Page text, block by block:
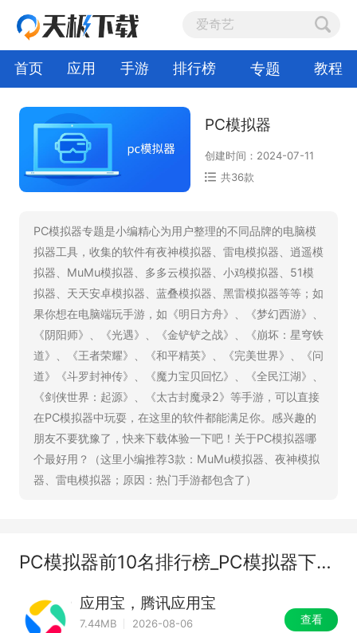
首页 应用 手游 排行榜 专题 教程
PC模拟器
创建时间：2024-07-11
共36款
PC模拟器专题是小编精心为用户整理的不同品牌的电脑模
拟器工具，收集的软件有夜神模拟器、雷电模拟器、逍遥模
拟器、MuMu模拟器、多多云模拟器、小鸡模拟器、51模
拟器、天天安卓模拟器、蓝叠模拟器、黑雷模拟器等等；如
果你想在电脑端玩手游，如《明日方舟》、《梦幻西游》、
《阴阳师》、《光遇》、《金铲铲之战》、《崩坏：星穹铁
道》、《王者荣耀》、《和平精英》、《完美世界》、《问
道》《斗罗封神传》、《魔力宝贝回忆》、《全民江湖》、
《剑侠世界：起源》、《太古封魔录2》等手游，可以直接
在PC模拟器中玩耍，在这里的软件都能满足你。感兴趣的
朋友不要犹豫了，快来下载体验一下吧！关于PC模拟器哪
个最好用？（这里小编推荐3款：MuMu模拟器、夜神模拟
器、雷电模拟器；原因：热门手游都包含了）
PC模拟器前10名排行榜_PC模拟器下载推荐_热门安卓手游PC模拟器大全
应用宝，腾讯应用宝
7.44MB
2026-08-06
查看